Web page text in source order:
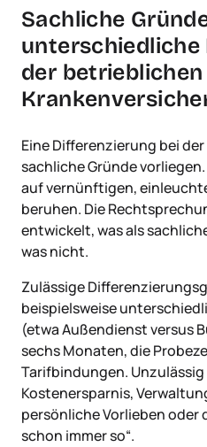
Sachliche
unterschiedliche
der betrieblichen
Eine Differenzierung bei
sachliche Gründe
auf vernünftigen,
beruhen. Die
entwickelt, was als
was nicht.
Zulässige
beispielsweise
(etwa Außendienst versus
sechs Monaten, die
Tarifbindungen.
Kostenersparnis,
persönliche Vorlieben oder
schon immer so“.